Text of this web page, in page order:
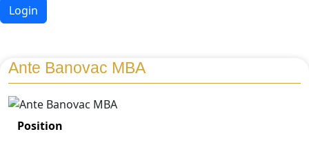
Login
Ante Banovac MBA
Position